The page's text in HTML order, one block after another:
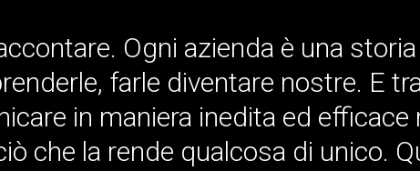
Ogni azienda è una
farle diventare nostre. E
in maniera inedita ed efficace
che la rende qualcosa di unico.